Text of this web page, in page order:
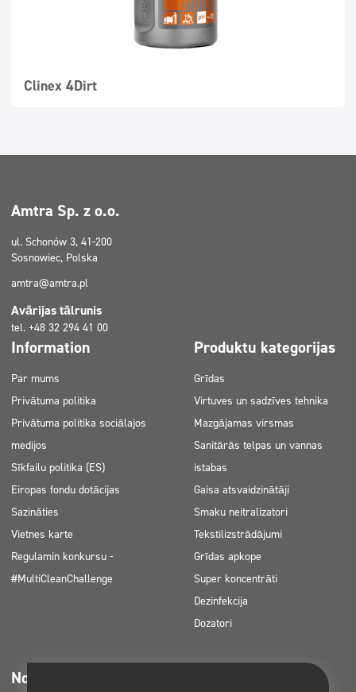
Clinex 4Dirt
Amtra Sp. z o.o.
ul. Schonów 3, 41-200
Sosnowiec, Polska
amtra@amtra.pl
Avārijas tālrunis
tel. +48 32 294 41 00
Information
Par mums
Privātuma politika
Privātuma politika sociālajos
medijos
Sīkfailu politika (ES)
Eiropas fondu dotācijas
Sazināties
Vietnes karte
Regulamin konkursu -
#MultiCleanChallenge
Produktu kategorijas
Grīdas
Virtuves un sadzīves tehnika
Mazgājamas virsmas
Sanitārās telpas un vannas
istabas
Gaisa atsvaidzinātāji
Smaku neitralizatori
Tekstilizstrādājumi
Grīdas apkope
Super koncentrāti
Dezinfekcija
Dozatori
Nozares